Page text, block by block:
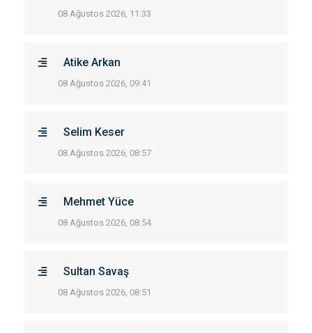
08 Ağustos 2026, 11:33
Atike Arkan
08 Ağustos 2026, 09:41
Selim Keser
08 Ağustos 2026, 08:57
Mehmet Yüce
08 Ağustos 2026, 08:54
Sultan Savaş
08 Ağustos 2026, 08:51